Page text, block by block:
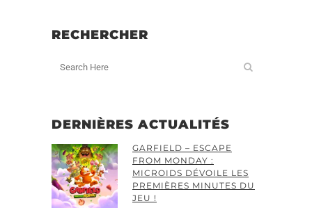
RECHERCHER
DERNIÈRES ACTUALITÉS
GARFIELD – ESCAPE
FROM MONDAY :
MICROIDS DÉVOILE LES
PREMIÈRES MINUTES DU
JEU !